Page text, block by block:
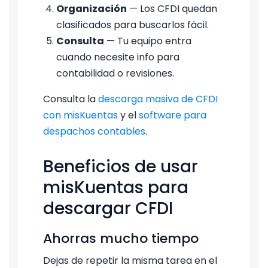
Organización — Los CFDI quedan
clasificados para buscarlos fácil.
Consulta — Tu equipo entra
cuando necesite info para
contabilidad o revisiones.
Consulta ladescarga masiva de CFDI
con misKuentasy elsoftware para
despachos contables.
Beneficios de usar
misKuentas para
descargar CFDI
Ahorras mucho tiempo
Dejas de repetir la misma tarea en el